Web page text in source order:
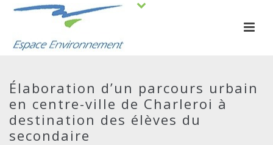
Élaboration d’un parcours urbain
en centre-ville de Charleroi à
destination des élèves du
secondaire